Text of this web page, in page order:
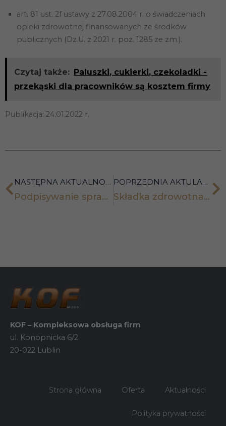
art. 81 ust. 2f ustawy z 27.08.2004 r. o świadczeniach
opieki zdrowotnej finansowanych ze środków
publicznych (Dz.U. z 2021 r. poz. 1285 ze zm.).
Czytaj także: Paluszki, cukierki, czekoladki -
przekąski dla pracowników są kosztem firmy
Publikacja: 24.01.2022 r.
NASTĘPNA AKTUALNOŚĆ
Podpisywanie sprawozdań finansowych – zmiana od 1 stycznia 2022 r.
POPRZEDNIA AKTULANOŚĆ
Składka zdrowotna za styczeń 2022 r. dla przedsiębiorców na podatku liniowym i skali podatkowej
KOF – Kompleksowa obsługa firm
ul. Konopnicka 6/2
20-022 Lublin
Strona główna Oferta Aktualności
Polityka prywatności